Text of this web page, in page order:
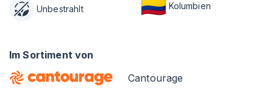
Unbestrahlt Kolumbien
Im Sortiment von
Cantourage